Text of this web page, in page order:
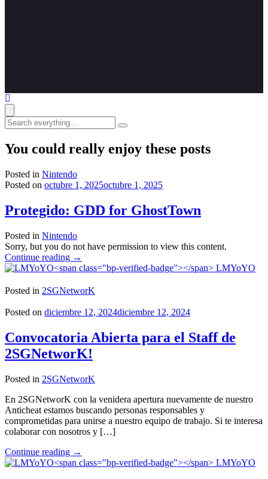
Search
everything...
You could really enjoy these posts
Posted in Nintendo
Posted on octubre 1, 2025octubre 1, 2025
Protegido: GDD for GhostTown
Posted in Nintendo
Sorry, but you do not have permission to view this content.
Continue reading "Protegido:
GDD
GhostTown"
→
LMYoYO
Posted in 2SGNetworK
Posted on diciembre 12, 2024diciembre 12, 2024
Convocatoria Abierta para el Staff de
2SGNetworK!
Posted in 2SGNetworK
En 2SGNetworK con la venidera apertura nuevamente de nuestro
Anticheat estamos buscando personas responsables y
comprometidas para unirse a nuestro equipo de trabajo. Si te interesa
colaborar con nosotros y […]
Continue reading "Convocatoria
Abierta
→
LMYoYO